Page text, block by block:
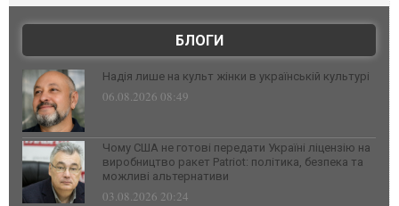
БЛОГИ
Надія лише на культ жінки в українській культурі
06.08.2026 08:49
Чому США не готові передати Україні ліцензію на
виробництво ракет Patriot: політика, безпека та
можливі альтернативи
03.08.2026 20:24